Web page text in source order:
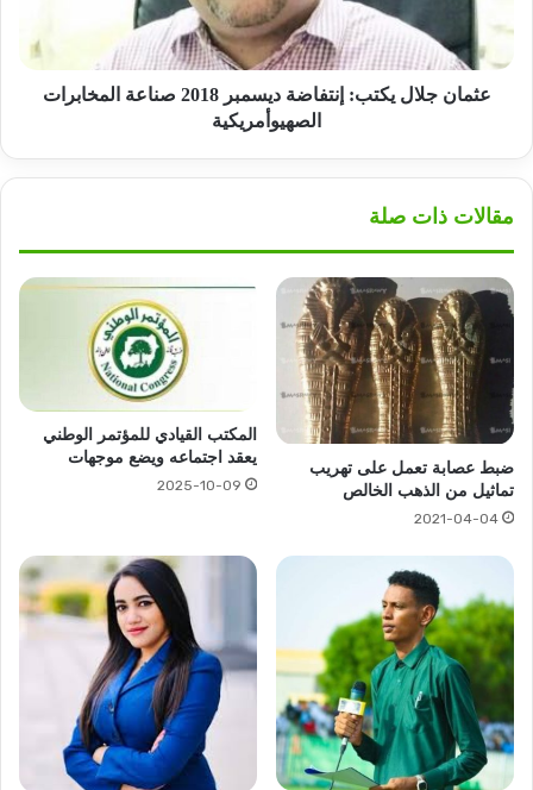
صناعة
المخابرات
الصهيوأمريكية
عثمان جلال يكتب: إنتفاضة ديسمبر 2018 صناعة المخابرات
الصهيوأمريكية
مقالات ذات صلة
ضبط عصابة تعمل على تهريب
تماثيل من الذهب الخالص
2021-04-04
المكتب القيادي للمؤتمر الوطني
يعقد اجتماعه ويضع موجهات
2025-10-09